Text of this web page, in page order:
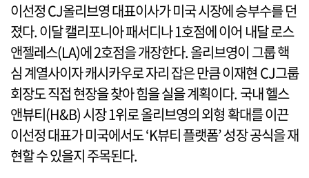
이선정 CJ올리브영 대표이사가 미국 시장에 승부수를 던
졌다. 이달 캘리포니아 패서디나 1호점에 이어 내달 로스
앤젤레스(LA)에 2호점을 개장한다. 올리브영이 그룹 핵
심 계열사이자 캐시카우로 자리 잡은 만큼 이재현 CJ그룹
회장도 직접 현장을 찾아 힘을 실을 계획이다. 국내 헬스
앤뷰티(H&B) 시장 1위로 올리브영의 외형 확대를 이끈
이선정 대표가 미국에서도 ‘K뷰티 플랫폼’ 성장 공식을 재
현할 수 있을지 주목된다.